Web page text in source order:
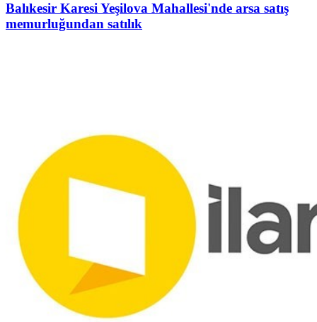
Balıkesir Karesi Yeşilova Mahallesi'nde arsa satış
memurluğundan satılık